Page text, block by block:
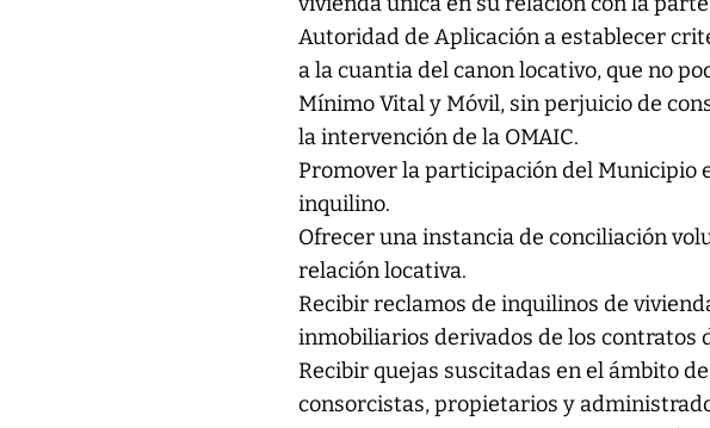
Autoridad de Aplicación a establecer
a la cuantia del canon locativo, que no
Mínimo Vital y Móvil, sin perjuicio de
la intervención de la OMAIC.
Promover la participación del Municipio
inquilino.
Ofrecer una instancia de conciliación
relación locativa.
Recibir reclamos de inquilinos de
inmobiliarios derivados de los contratos
Recibir quejas suscitadas en el ámbito
consorcistas, propietarios y